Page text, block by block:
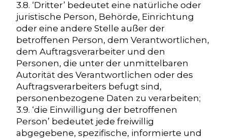
3.8. ‘Dritter’ bedeutet eine natürliche oder
juristische Person, Behörde, Einrichtung
oder eine andere Stelle außer der
betroffenen Person, dem Verantwortlichen,
dem Auftragsverarbeiter und den
Personen, die unter der unmittelbaren
Autorität des Verantwortlichen oder des
Auftragsverarbeiters befugt sind,
personenbezogene Daten zu verarbeiten;
3.9. ‘die Einwilligung der betroffenen
Person’ bedeutet jede freiwillig
abgegebene, spezifische, informierte und